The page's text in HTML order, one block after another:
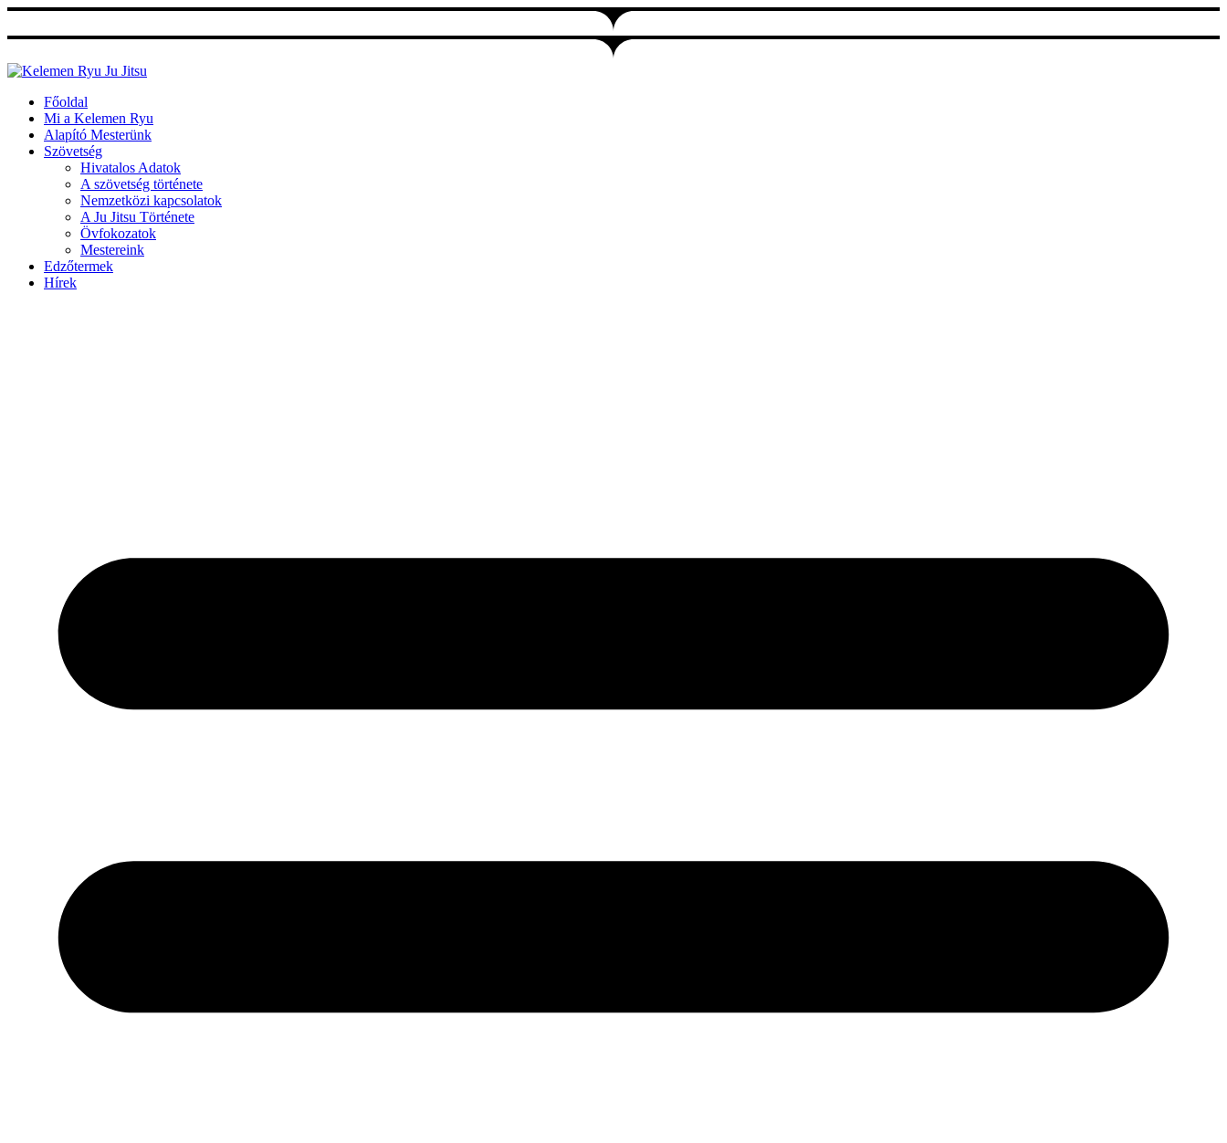
Ugrás
Főoldal
Mi a Kelemen Ryu
Alapító Mesterünk
Szövetség
Hivatalos Adatok
A szövetség története
Nemzetközi kapcsolatok
A Ju Jitsu Története
Övfokozatok
Mestereink
Edzőtermek
Hírek